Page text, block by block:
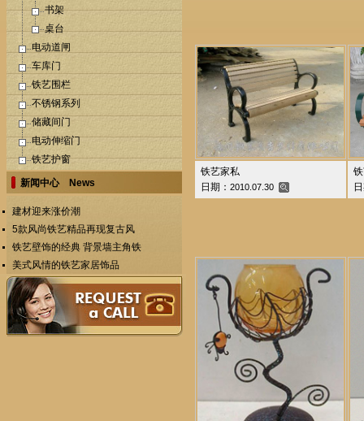
铁艺家私
日期： 2010.07.30
书架
桌台
电动道闸
车库门
铁艺围栏
不锈钢系列
储藏间门
电动伸缩门
铁艺护窗
新闻中心 News
建材迎来涨价潮
5款风尚铁艺精品再现复古风
铁艺壁饰的经典 背景墙主角铁
美式风情的铁艺家居饰品